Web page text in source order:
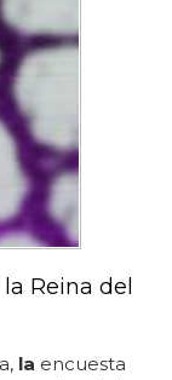
Reina del
la encuesta